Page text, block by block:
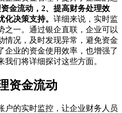
金流动，2、提高财务处理效
化决策支持。 详细来说，实时监
之一。通过银企直联，企业可以
情况，及时发现异常，避免资金
企业的资金使用效率，也增强了
们将详细探讨这些方面。
资金流动
户的实时监控，让企业财务人员